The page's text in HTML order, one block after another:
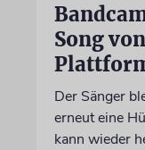
Song
Der Sänger
erneut eine
kann wieder